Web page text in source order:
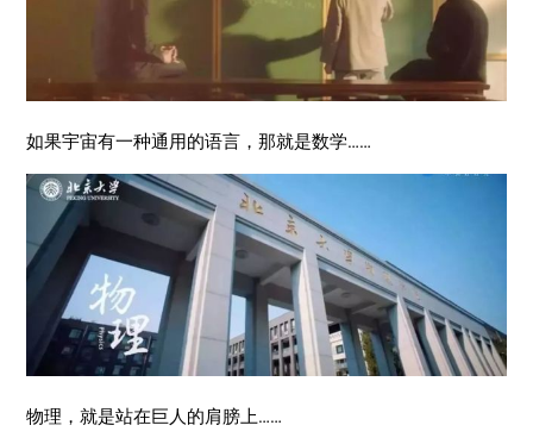
如果宇宙有一种通用的语言，那就是数学……
物理，就是站在巨人的肩膀上……